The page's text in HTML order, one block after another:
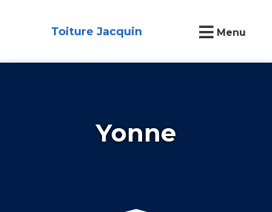
Toiture Jacquin Menu
Yonne